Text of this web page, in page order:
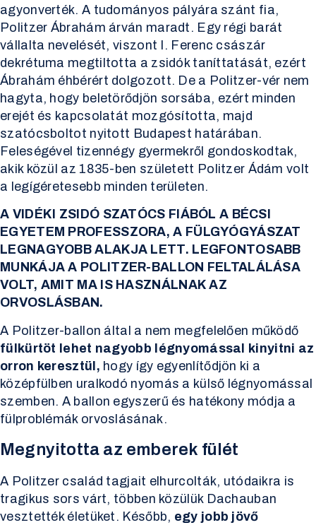
agyonverték. A tudományos pályára szánt fia,
Politzer Ábrahám árván maradt. Egy régi barát
vállalta nevelését, viszont I. Ferenc császár
dekrétuma megtiltotta a zsidók taníttatását, ezért
Ábrahám éhbérért dolgozott. De a Politzer-vér nem
hagyta, hogy beletörődjön sorsába, ezért minden
erejét és kapcsolatát mozgósította, majd
szatócsboltot nyitott Budapest határában.
Feleségével tizennégy gyermekről gondoskodtak,
akik közül az 1835-ben született Politzer Ádám volt
a legígéretesebb minden területen.
A VIDÉKI ZSIDÓ SZATÓCS FIÁBÓL A BÉCSI
EGYETEM PROFESSZORA, A FÜLGYÓGYÁSZAT
LEGNAGYOBB ALAKJA LETT. LEGFONTOSABB
MUNKÁJA A POLITZER-BALLON FELTALÁLÁSA
VOLT, AMIT MA IS HASZNÁLNAK AZ
ORVOSLÁSBAN.
A Politzer-ballon által a nem megfelelően működő
fülkürtöt lehet nagyobb légnyomással kinyitni az
orron keresztül, hogy így egyenlítődjön ki a
középfülben uralkodó nyomás a külső légnyomással
szemben. A ballon egyszerű és hatékony módja a
fülproblémák orvoslásának.
Megnyitotta az emberek fülét
A Politzer család tagjait elhurcolták, utódaikra is
tragikus sors várt, többen közülük Dachauban
vesztették életüket. Később, egy jobb jövő